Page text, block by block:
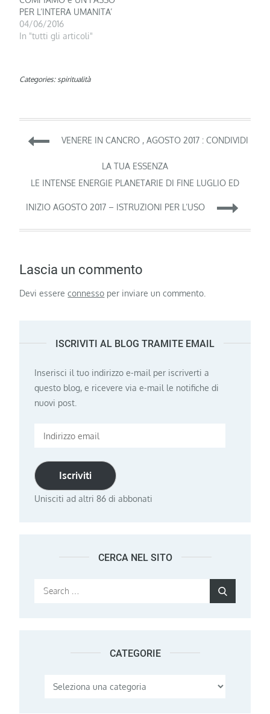
PER L’INTERA UMANITA’
04/06/2016
In "tutti gli articoli"
Categories: spiritualità
Navigazione
articoli
VENERE IN CANCRO , AGOSTO 2017 : CONDIVIDI
LA TUA ESSENZA
LE INTENSE ENERGIE PLANETARIE DI FINE LUGLIO ED
INIZIO AGOSTO 2017 – ISTRUZIONI PER L’USO
Lascia un commento
Devi essereconnesso per inviare un commento.
ISCRIVITI AL BLOG TRAMITE EMAIL
Inserisci il tuo indirizzo e-mail per iscriverti a
questo blog, e ricevere via e-mail le notifiche di
nuovi post.
Indirizzo
Iscriviti
Unisciti ad altri 86 di abbonati
CERCA NEL SITO
Search
CATEGORIE
Categorie